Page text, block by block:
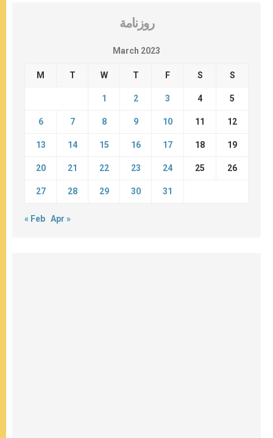
روزنامة
March 2023
M T W T F S S
1 2 3 4 5
6 7 8 9 10 11 12
13 14 15 16 17 18 19
20 21 22 23 24 25 26
27 28 29 30 31
« Feb Apr »